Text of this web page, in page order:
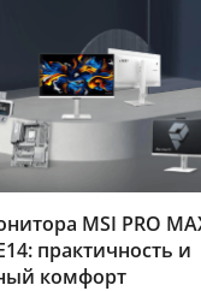
MSI PRO
практичность и
комфорт